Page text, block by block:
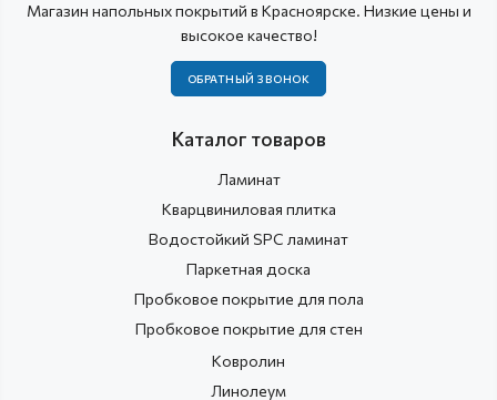
Магазин напольных покрытий в Красноярске. Низкие цены и
высокое качество!
ОБРАТНЫЙ ЗВОНОК
Каталог товаров
Ламинат
Кварцвиниловая плитка
Водостойкий SPC ламинат
Паркетная доска
Пробковое покрытие для пола
Пробковое покрытие для стен
Ковролин
Линолеум